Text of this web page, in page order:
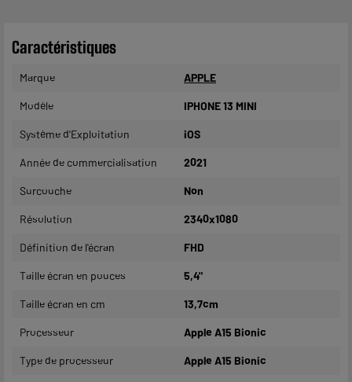
Caractéristiques
Marque APPLE
Modèle IPHONE 13 MINI
Système d'Exploitation iOS
Année de commercialisation 2021
Surcouche Non
Résolution 2340x1080
Définition de l'écran FHD
Taille écran en pouces 5,4"
Taille écran en cm 13,7cm
Processeur Apple A15 Bionic
Type de processeur Apple A15 Bionic